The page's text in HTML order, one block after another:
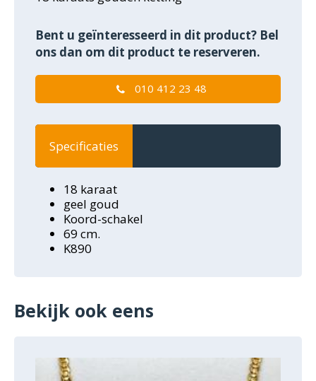
Bent u geïnteresseerd in dit product? Bel
ons dan om dit product te reserveren.
010 412 23 48
Specificaties
18 karaat
geel goud
Koord-schakel
69 cm.
K890
Bekijk ook eens